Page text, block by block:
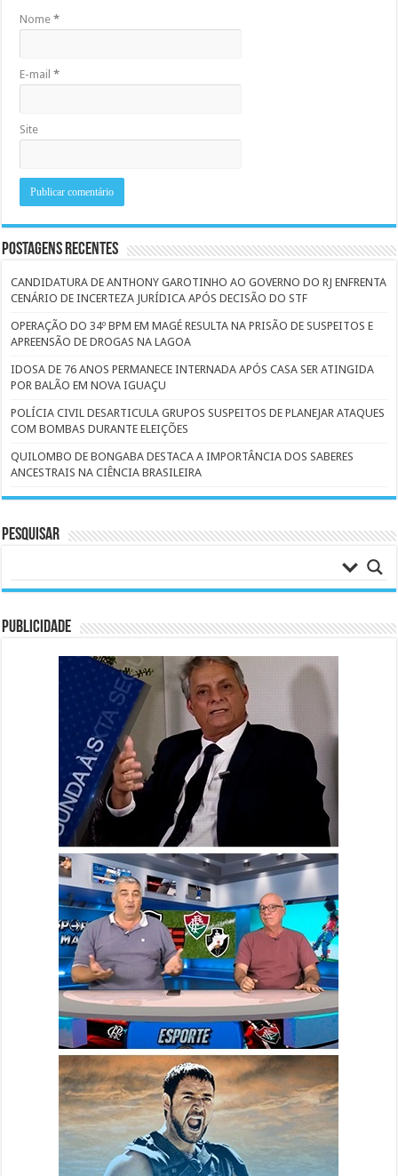
Nome*
E-mail*
Site
Postagens Recentes
CANDIDATURA DE ANTHONY GAROTINHO AO GOVERNO DO RJ ENFRENTA
CENÁRIO DE INCERTEZA JURÍDICA APÓS DECISÃO DO STF
OPERAÇÃO DO 34º BPM EM MAGÉ RESULTA NA PRISÃO DE SUSPEITOS E
APREENSÃO DE DROGAS NA LAGOA
IDOSA DE 76 ANOS PERMANECE INTERNADA APÓS CASA SER ATINGIDA
POR BALÃO EM NOVA IGUAÇU
POLÍCIA CIVIL DESARTICULA GRUPOS SUSPEITOS DE PLANEJAR ATAQUES
COM BOMBAS DURANTE ELEIÇÕES
QUILOMBO DE BONGABA DESTACA A IMPORTÂNCIA DOS SABERES
ANCESTRAIS NA CIÊNCIA BRASILEIRA
Pesquisar
PUBLICIDADE